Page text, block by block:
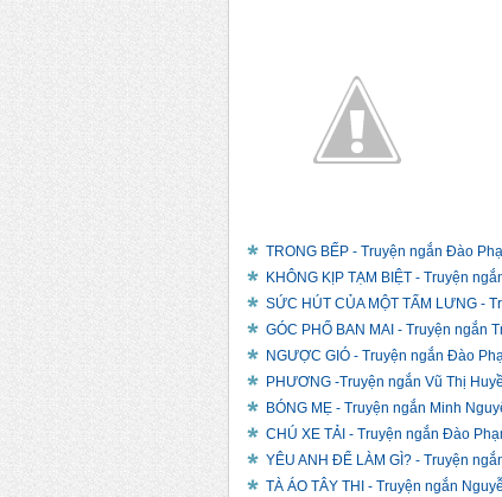
TRONG BẾP - Truyện ngắn Đào
KHÔNG KỊP TẠM BIỆT - Truyện
SỨC HÚT CỦA MỘT TẤM LƯNG -
GÓC PHỐ BAN MAI - Truyện ngắn
NGƯỢC GIÓ - Truyện ngắn Đào
PHƯƠNG -Truyện ngắn Vũ Thị
BÓNG MẸ - Truyện ngắn Minh
CHÚ XE TẢI - Truyện ngắn Đào
YÊU ANH ĐỂ LÀM GÌ? - Truyện
TÀ ÁO TÂY THI - Truyện ngắn